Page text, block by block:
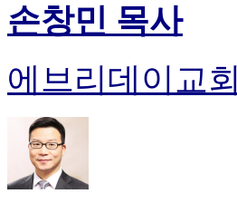
손창민 목사
에브리데이교회